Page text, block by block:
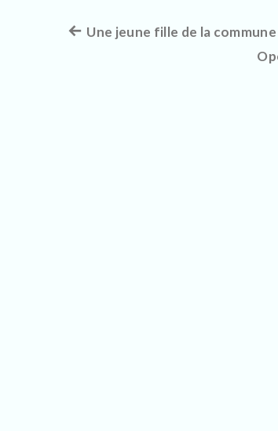
Navigation
Article
Une jeune fille de la